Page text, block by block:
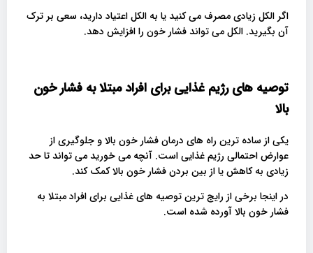
اگر الکل زیادی مصرف می کنید یا به الکل اعتیاد دارید، سعی بر ترک
آن بگیرید. الکل می تواند فشار خون را افزایش دهد.
توصیه های رژیم غذایی برای افراد مبتلا به فشار خون
بالا
یکی از ساده ترین راه های درمان فشار خون بالا و جلوگیری از
عوارض احتمالی رژیم غذایی است. آنچه می خورید می تواند تا حد
زیادی به کاهش یا از بین بردن فشار خون بالا کمک کند.
در اینجا برخی از رایج ترین توصیه های غذایی برای افراد مبتلا به
فشار خون بالا آورده شده است.